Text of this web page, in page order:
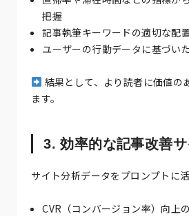
把握
記事執筆キーワードの適切な配
ユーザーの行動データに基づい
結果として、より読者に価値の
ます。
3. 効率的な記事改善
サイト分析データをプロンプトに
CVR（コンバージョン率）向上